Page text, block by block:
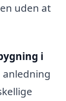
uden at
i
anledning